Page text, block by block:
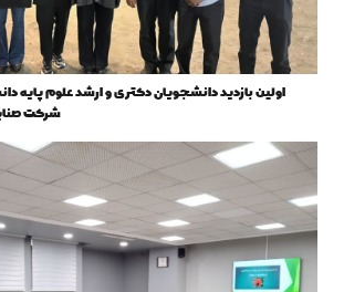
اولین بازدید دانشجویان دکتری و ارشد علوم پایه
شرکت